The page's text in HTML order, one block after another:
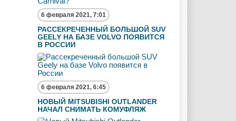
6 февраля 2021, 7:01
РАССЕКРЕЧЕННЫЙ БОЛЬШОЙ SUV
GEELY НА БАЗЕ VOLVO ПОЯВИТСЯ
В РОССИИ
6 февраля 2021, 6:45
НОВЫЙ MITSUBISHI OUTLANDER
НАЧАЛ СНИМАТЬ КОМУФЛЯЖ